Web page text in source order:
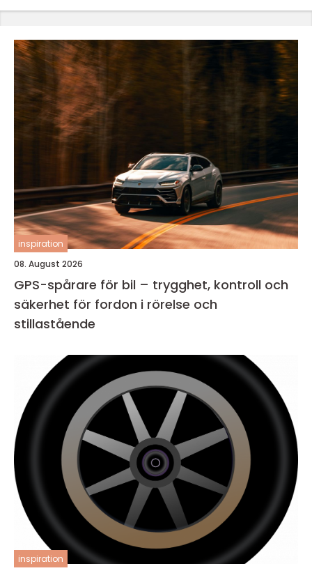
inspiration
08. August 2026
GPS-spårare för bil – trygghet, kontroll och
säkerhet för fordon i rörelse och
stillastående
inspiration